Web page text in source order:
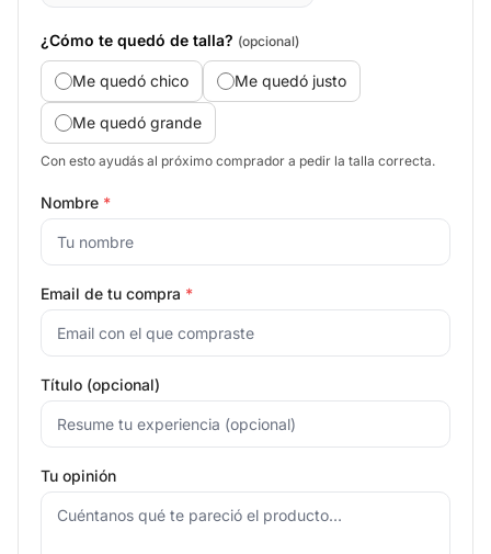
¿Cómo te quedó de talla? (opcional)
Me quedó chico Me quedó justo
Me quedó grande
Con esto ayudás al próximo comprador a pedir la talla correcta.
Nombre *
Email de tu compra *
Título (opcional)
Tu opinión